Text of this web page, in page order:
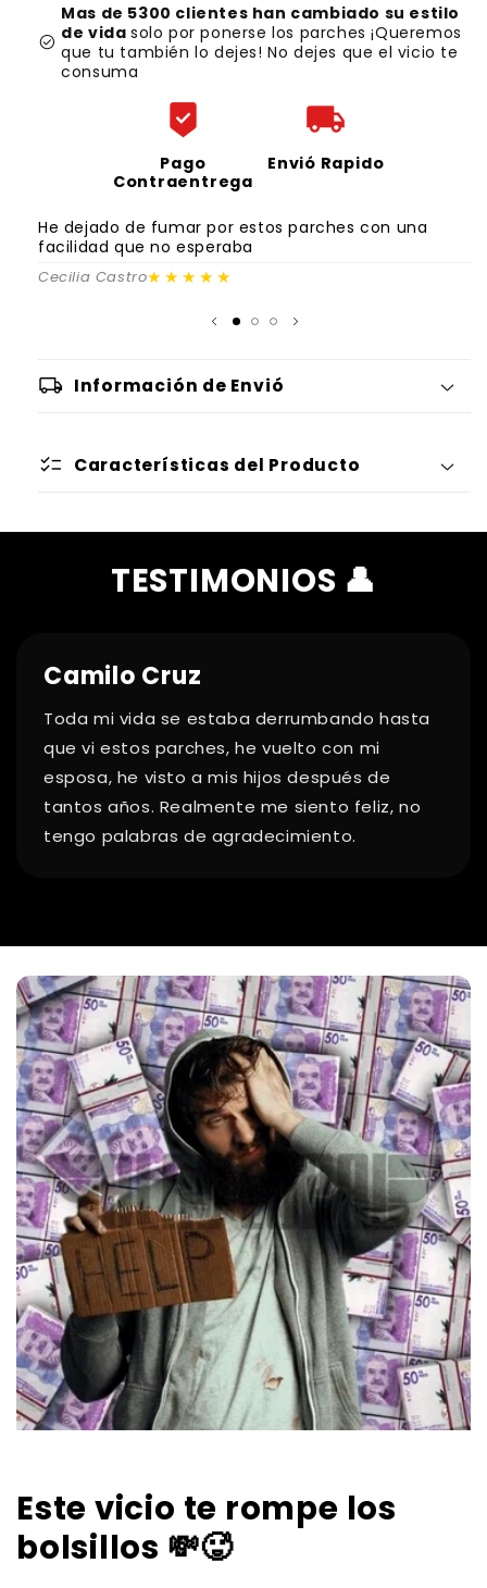
check_circle
Mas de 5300 clientes han cambiado su estilo
de vida solo por ponerse los parches ¡Queremos
que tu también lo dejes! No dejes que el vicio te
consuma
beenhere
Pago
Contraentrega
local_shipping
Envió Rapido
He dejado de fumar por estos parches con una
facilidad que no esperaba
Cecilia Castro★★★★★
local_shipping Información de Envió
checklist Características del Producto
TESTIMONIOS 👤
Camilo Cruz
Toda mi vida se estaba derrumbando hasta
que vi estos parches, he vuelto con mi
esposa, he visto a mis hijos después de
tantos años. Realmente me siento feliz, no
tengo palabras de agradecimiento.
Este vicio te rompe los
bolsillos 💸🥵